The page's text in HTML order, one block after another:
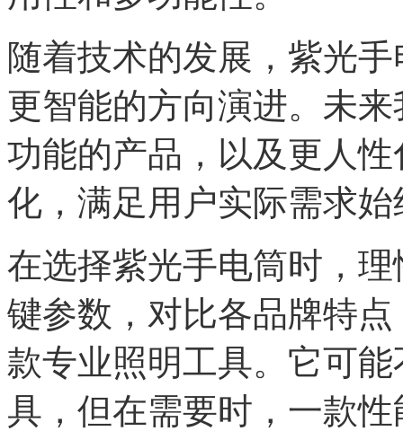
随着技术的发展，紫光
更智能的方向演进。未
功能的产品，以及更人
化，满足用户实际需求
在选择紫光手电筒时，
键参数，对比各品牌特
款专业照明工具。它可
具，但在需要时，一款